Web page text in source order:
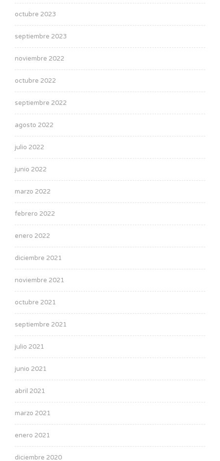
octubre 2023
septiembre 2023
noviembre 2022
octubre 2022
septiembre 2022
agosto 2022
julio 2022
junio 2022
marzo 2022
febrero 2022
enero 2022
diciembre 2021
noviembre 2021
octubre 2021
septiembre 2021
julio 2021
junio 2021
abril 2021
marzo 2021
enero 2021
diciembre 2020